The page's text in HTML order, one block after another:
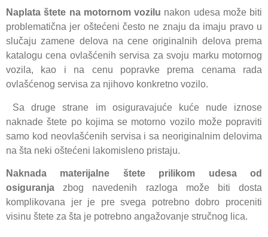
Naplata štete na motornom vozilu nakon udesa može biti
problematična jer oštećeni često ne znaju da imaju pravo u
slučaju zamene delova na cene originalnih delova prema
katalogu cena ovlašćenih servisa za svoju marku motornog
vozila, kao i na cenu popravke prema cenama rada
ovlašćenog servisa za njihovo konkretno vozilo.
Sa druge strane im osiguravajuće kuće nude iznose
naknade štete po kojima se motorno vozilo može popraviti
samo kod neovlašćenih servisa i sa neoriginalnim delovima
na šta neki oštećeni lakomisleno pristaju.
Naknada materijalne štete prilikom udesa od
osiguranja zbog navedenih razloga može biti dosta
komplikovana jer je pre svega potrebno dobro proceniti
visinu štete za šta je potrebno angažovanje stručnog lica.